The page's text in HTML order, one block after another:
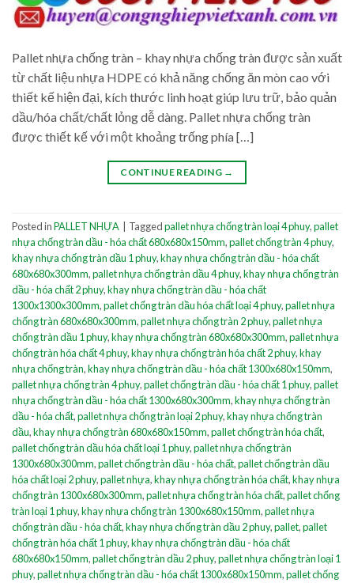
Pallet nhựa chống tràn – khay nhựa chống tràn được sản xuất
từ chất liệu nhựa HDPE có khả năng chống ăn mòn cao với
thiết kế hiện đại, kích thước linh hoạt giúp lưu trữ, bảo quản
dầu/hóa chất/chất lỏng dễ dàng. Pallet nhựa chống tràn
được thiết kế với một khoảng trống phía […]
CONTINUE READING →
Posted inPALLET NHỰA Taggedpallet nhựa chống tràn loại 4 phuy,pallet
nhựa chống tràn dầu - hóa chất 680x680x150mm,pallet chống tràn 4 phuy,
khay nhựa chống tràn dầu 1 phuy,khay nhựa chống tràn dầu - hóa chất
680x680x300mm,pallet nhựa chống tràn dầu 4 phuy,khay nhựa chống tràn
dầu - hóa chất 2 phuy,khay nhựa chống tràn dầu - hóa chất
1300x1300x300mm,pallet chống tràn dầu hóa chất loại 4 phuy,pallet nhựa
chống tràn 680x680x300mm,pallet nhựa chống tràn 2 phuy,pallet nhựa
chống tràn dầu 1 phuy,khay nhựa chống tràn 680x680x300mm,pallet nhựa
chống tràn hóa chất 4 phuy,khay nhựa chống tràn hóa chất 2 phuy,khay
nhựa chống tràn,khay nhựa chống tràn dầu - hóa chất 1300x680x150mm,
pallet nhựa chống tràn 4 phuy,pallet chống tràn dầu - hóa chất 1 phuy,pallet
nhựa chống tràn dầu - hóa chất 1300x680x300mm,khay nhựa chống tràn
dầu - hóa chất,pallet nhựa chống tràn loại 2 phuy,khay nhựa chống tràn
dầu,khay nhựa chống tràn 680x680x150mm,pallet chống tràn hóa chất,
pallet chống tràn dầu hóa chất loại 1 phuy,pallet nhựa chống tràn
1300x680x300mm,pallet chống tràn dầu - hóa chất,pallet chống tràn dầu
hóa chất loại 2 phuy,pallet nhựa,khay nhựa chống tràn hóa chất,khay nhựa
chống tràn 1300x680x300mm,pallet nhựa chống tràn hóa chất,pallet chống
tràn loại 1 phuy,khay nhựa chống tràn 1300x680x150mm,pallet nhựa
chống tràn dầu - hóa chất,khay nhựa chống tràn dầu 2 phuy,pallet,pallet
chống tràn hóa chất 1 phuy,khay nhựa chống tràn dầu - hóa chất
680x680x150mm,pallet chống tràn dầu 2 phuy,pallet nhựa chống tràn loại 1
phuy,pallet nhựa chống tràn dầu - hóa chất 1300x680x150mm,pallet chống